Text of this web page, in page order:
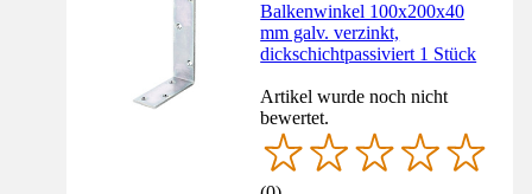
Balkenwinkel 100x200x40
mm galv. verzinkt,
dickschichtpassiviert 1 Stück
Artikel wurde noch nicht
bewertet.